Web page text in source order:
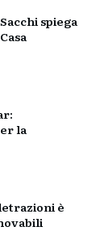
spiega
la
è